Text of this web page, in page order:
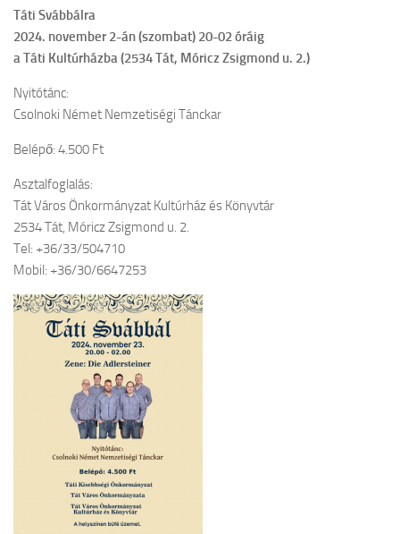
Táti Svábbálra
2024. november 2-án (szombat) 20-02 óráig
a Táti Kultúrházba (2534 Tát, Móricz Zsigmond u. 2.)
Nyitótánc:
Csolnoki Német Nemzetiségi Tánckar
Belépő: 4.500 Ft
Asztalfoglalás:
Tát Város Önkormányzat Kultúrház és Könyvtár
2534 Tát, Móricz Zsigmond u. 2.
Tel: +36/33/504710
Mobil: +36/30/6647253